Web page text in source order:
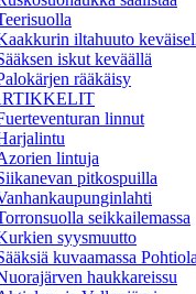
iltahuuto
iskut keväällä
rääkäisy
linnut
lintuja
pitkospuilla
seikkailemassa
syysmuutto
kuvaamassa
haukkareissu